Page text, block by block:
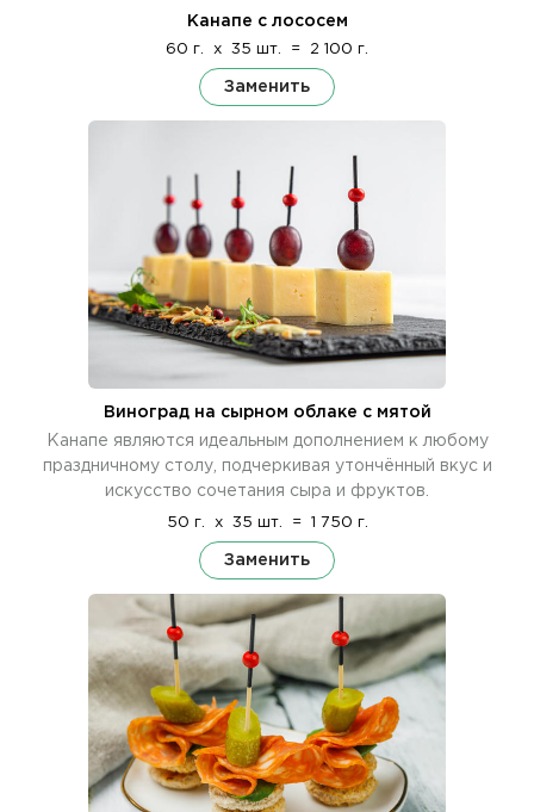
Канапе с лососем
60 г. x 35 шт. = 2 100 г.
Заменить
Виноград на сырном облаке с мятой
Канапе являются идеальным дополнением к любому
праздничному столу, подчеркивая утончённый вкус и
искусство сочетания сыра и фруктов.
50 г. x 35 шт. = 1 750 г.
Заменить